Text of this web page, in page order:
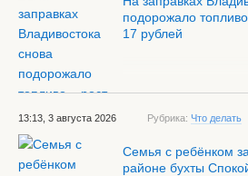
подорожало
17 рублей
13:13, 3 августа 2026 Рубрика: Что делать
Семья с ребёнком
районе бухты